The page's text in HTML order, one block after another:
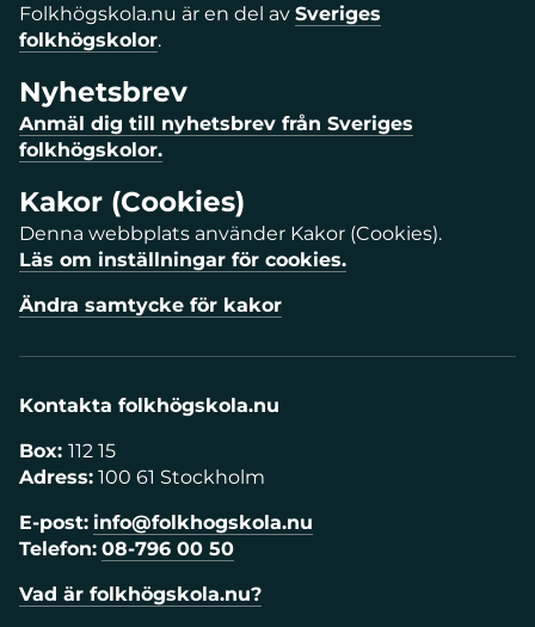
Folkhögskola.nu är en del av Sveriges
folkhögskolor.
Nyhetsbrev
Anmäl dig till nyhetsbrev från Sveriges
folkhögskolor.
Kakor (Cookies)
Denna webbplats använder Kakor (Cookies).
Läs om inställningar för cookies.
Ändra samtycke för kakor
Kontakta folkhögskola.nu
Box: 112 15
Adress: 100 61 Stockholm
E-post: info@folkhogskola.nu
Telefon: 08-796 00 50
Vad är folkhögskola.nu?